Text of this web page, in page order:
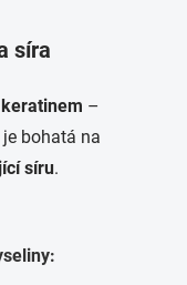
síra
keratinem –
bohatá na
síru.